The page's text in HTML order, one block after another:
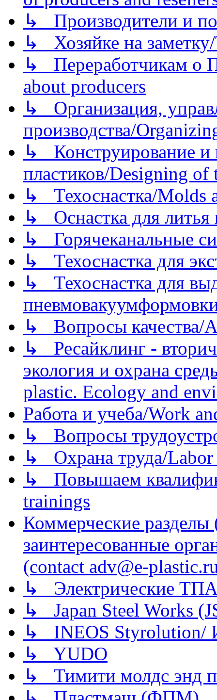
↳ Производители и
↳ Хозяйке на
↳ Переработчикам о
about producers
↳ Организация,
производства/
↳ Конструирование и
пластиков/Designing of
↳ Техоснастка/Molds
↳ Оснастка для литья
↳ Горячеканальные
↳ Техоснастка для
↳ Техоснастка для
↳ Вопросы качества/
↳ Ресайклинг -
экология и охрана
plastic. Ecology and
Работа и учеба/Work
↳ Вопросы
↳ Охрана труда/Labor
↳ Повышаем
trainings
Коммерческие
заинтересованные
(contact adv@e-
↳ Электрические
↳ Japan Steel Works
↳ INEOS
↳ YUDO
↳ Тимити молдс энд